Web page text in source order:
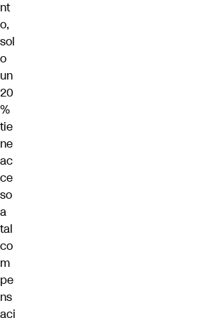
nt
o,
sol
o
un
20
%
tie
ne
ac
ce
so
a
tal
co
m
pe
ns
aci